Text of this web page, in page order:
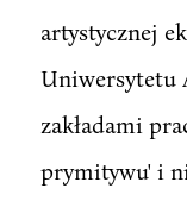
artystycznej
Uniwersytetu
zakładami
prymitywu' i